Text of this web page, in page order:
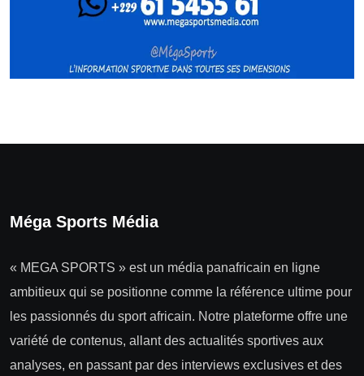
Méga Sports Média
« MEGA SPORTS » est un média panafricain en ligne
ambitieux qui se positionne comme la référence ultime pour
les passionnés du sport africain. Notre plateforme offre une
variété de contenus, allant des actualités sportives aux
analyses, en passant par des interviews exclusives et des